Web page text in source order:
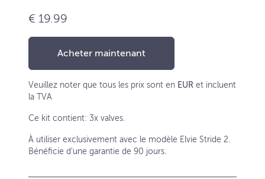
€ 19.99
Acheter maintenant
Veuillez noter que tous les prix sont en EUR et incluent
la TVA
Ce kit contient: 3x valves.
À utiliser exclusivement avec le modèle Elvie Stride 2.
Bénéficie d'une garantie de 90 jours.